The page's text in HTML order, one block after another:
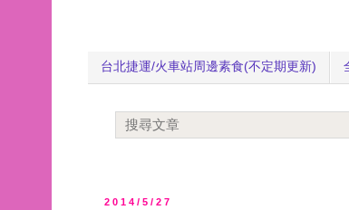
台北捷運/火車站周邊素食(不定期更新)
2014/5/27